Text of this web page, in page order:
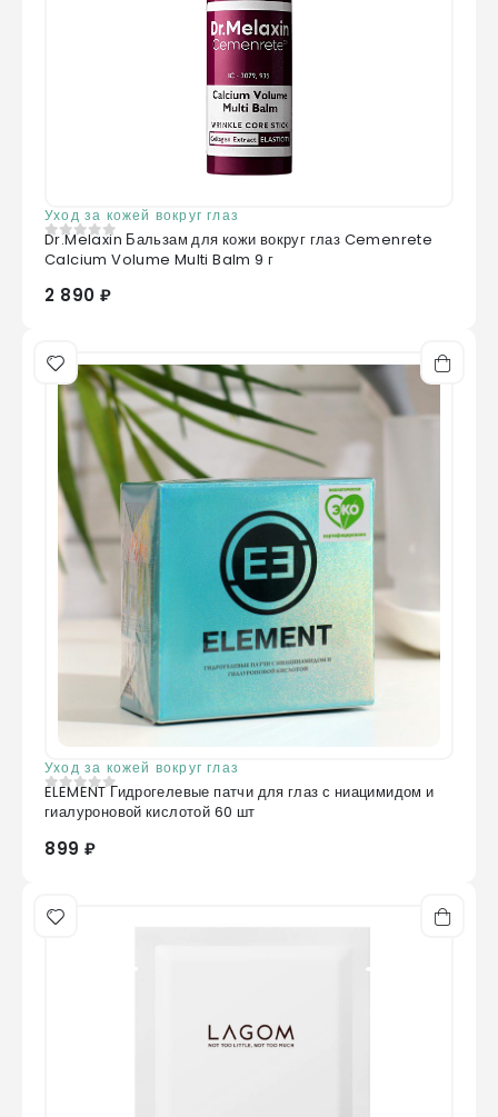
Уход за кожей вокруг глаз
0из 5
Dr.Melaxin Бальзам для кожи вокруг глаз Cemenrete
Calcium Volume Multi Balm 9 г
2 890 ₽
Уход за кожей вокруг глаз
0из 5
ELEMENT Гидрогелевые патчи для глаз с ниацимидом и
гиалуроновой кислотой 60 шт
899 ₽